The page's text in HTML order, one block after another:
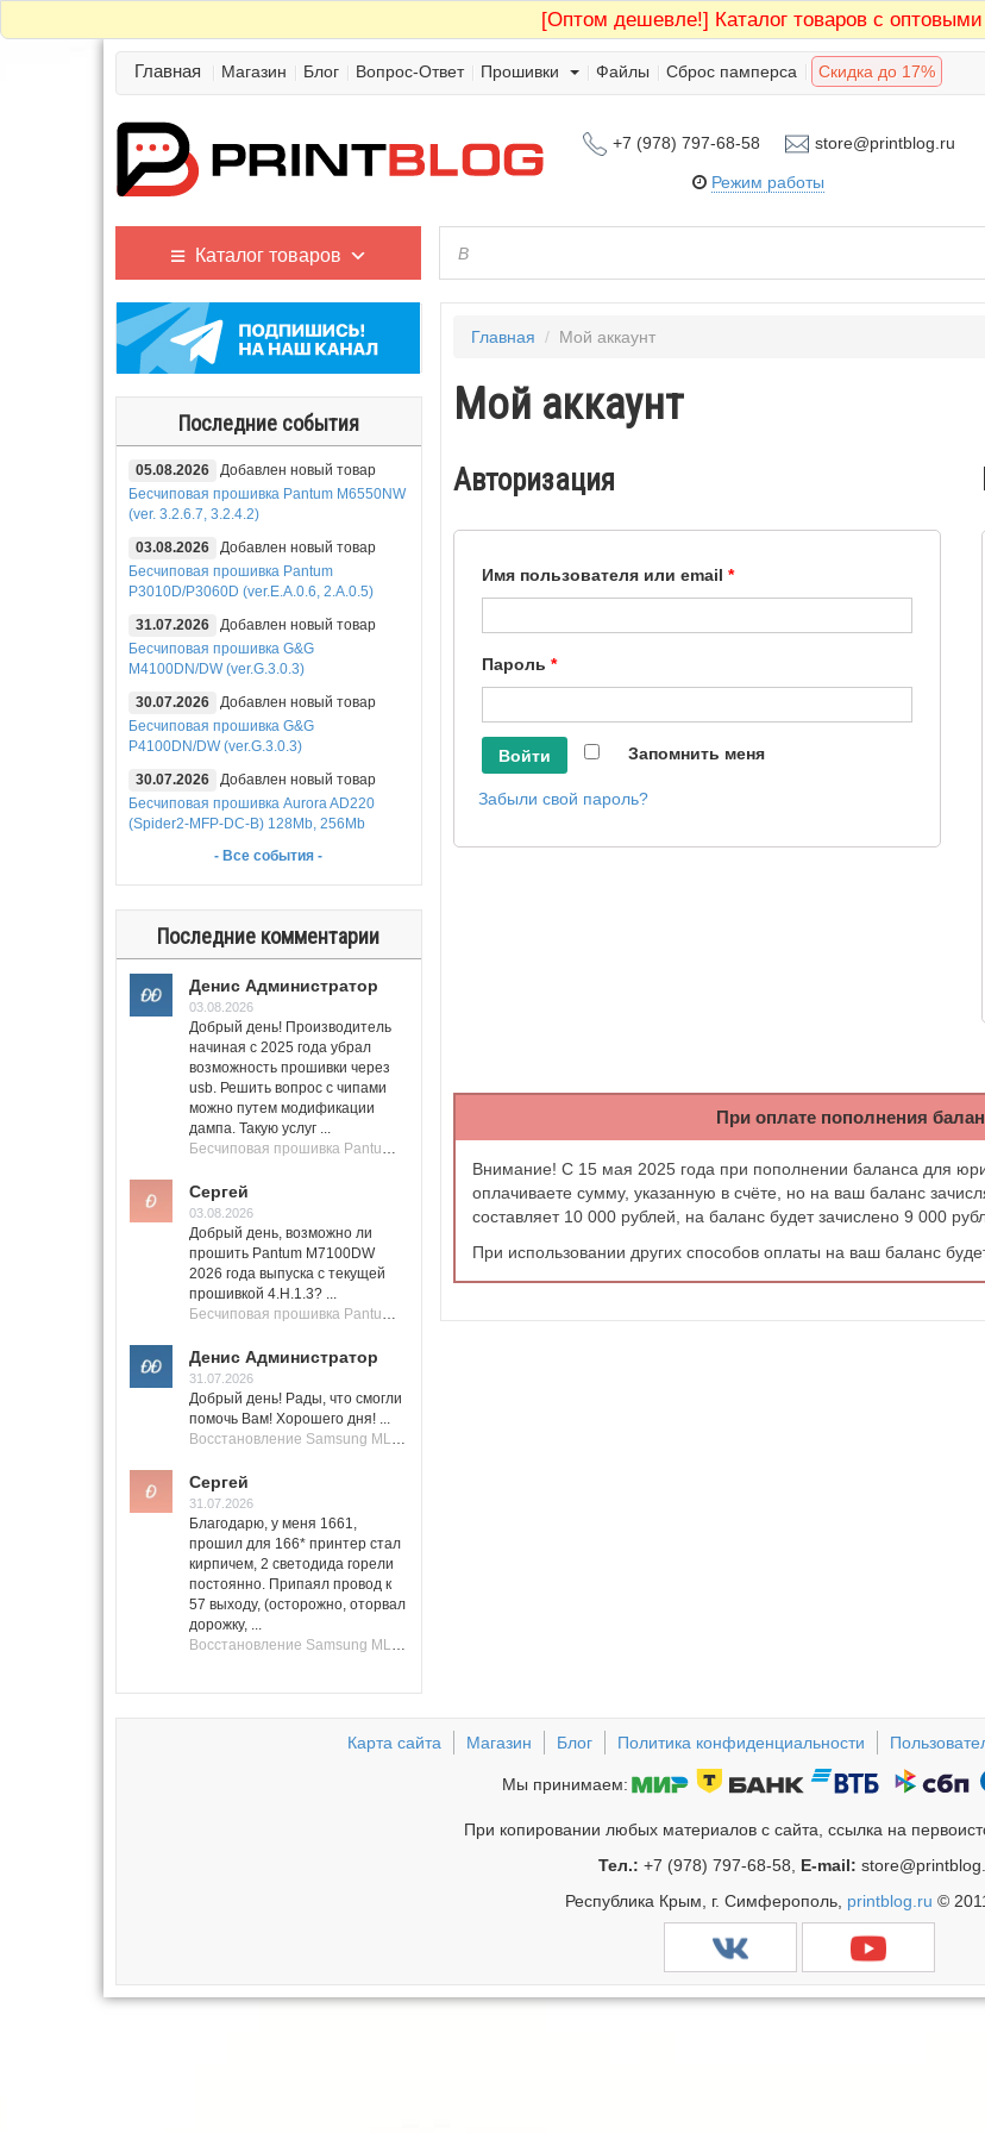
[Оптом дешевле!] Каталог товаров с
Главная Магазин Блог Вопрос-Ответ Прошивки Файлы Сброс памперса Скидка до 17%
+7 (978) 797-68-58 store@printblog.ru
Режим работы
Каталог товаров
Последние события
05.08.2026
Добавлен новый товар
Бесчиповая прошивка Pantum M6550NW
(ver. 3.2.6.7, 3.2.4.2)
03.08.2026
Добавлен новый товар
Бесчиповая прошивка Pantum
P3010D/P3060D (ver.E.A.0.6, 2.A.0.5)
31.07.2026
Добавлен новый товар
Бесчиповая прошивка G&G
M4100DN/DW (ver.G.3.0.3)
30.07.2026
Добавлен новый товар
Бесчиповая прошивка G&G
P4100DN/DW (ver.G.3.0.3)
30.07.2026
Добавлен новый товар
Бесчиповая прошивка Aurora AD220
(Spider2-MFP-DC-B) 128Mb, 256Mb
- Все события -
Последние комментарии
Денис Администратор
03.08.2026
Добрый день! Производитель
начиная с 2025 года убрал
возможность прошивки через
usb. Решить вопрос с чипами
можно путем модификации
дампа. Такую услуг ...
Бесчиповая прошивка Pantum M7100 Series (M7100, M7108, M7102, M7103, M7105)
Сергей
03.08.2026
Добрый день, возможно ли
прошить Pantum M7100DW
2026 года выпуска с текущей
прошивкой 4.H.1.3? ...
Бесчиповая прошивка Pantum M7100 Series (M7100, M7108, M7102, M7103, M7105)
Денис Администратор
31.07.2026
Добрый день! Рады, что смогли
помочь Вам! Хорошего дня! ...
Восстановление Samsung ML-1661, ML-1666 после не удачной прошивки.
Сергей
31.07.2026
Благодарю, у меня 1661,
прошил для 166* принтер стал
кирпичем, 2 светодида горели
постоянно. Припаял провод к
57 выходу, (осторожно, оторвал
дорожку, ...
Восстановление Samsung ML-1661, ML-1666 после не удачной прошивки.
Главная / Мой аккаунт
Мой аккаунт
Авторизация
Имя пользователя или email *
Пароль *
Запомнить меня
Войти
Забыли свой пароль?
При оплате пополнения
Внимание! С 15 мая 2025 года при пополнении баланса для
оплачиваете сумму, указанную в счёте, но на ваш баланс
составляет 10 000 рублей, на баланс будет зачислено 9 000
При использовании других способов оплаты на ваш баланс
Карта сайта Магазин Блог Политика конфиденциальности
Мы принимаем:
При копировании любых материалов с сайта, ссылка на
Тел.: +7 (978) 797-68-58, E-mail:
Республика Крым, г. Симферополь, printblog.ru ©